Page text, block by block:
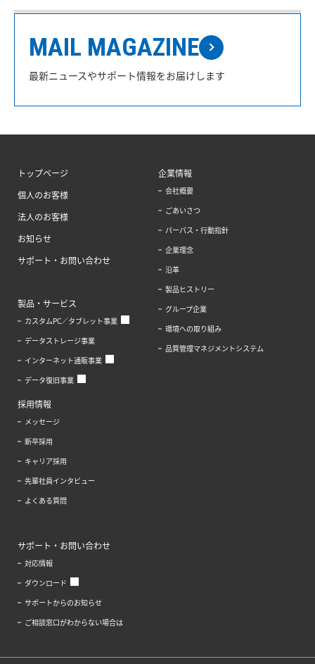
MAIL MAGAZINE
最新ニュースやサポート情報をお届けします
トップページ
個人のお客様
法人のお客様
お知らせ
サポート・お問い合わせ
製品・サービス
カスタムPC／タブレット事業
データストレージ事業
インターネット通販事業
データ復旧事業
企業情報
会社概要
ごあいさつ
パーパス・行動指針
企業理念
沿革
製品ヒストリー
グループ企業
環境への取り組み
品質管理マネジメントシステム
採用情報
メッセージ
新卒採用
キャリア採用
先輩社員インタビュー
よくある質問
サポート・お問い合わせ
対応情報
ダウンロード
サポートからのお知らせ
ご相談窓口がわからない場合は